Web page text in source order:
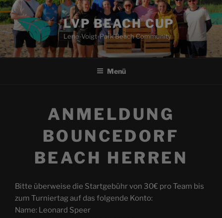
Zum
Inhalt
springen
LVP BEACH CUP
Lene-Voigt-Park Beach Community
Menü
ANMELDUNG
BOUNCEDORF
BEACH HERREN
Bitte überweise die Startgebühr von 30€ pro Team bis
zum Turniertag auf das folgende Konto:
Name: Leonard Speer